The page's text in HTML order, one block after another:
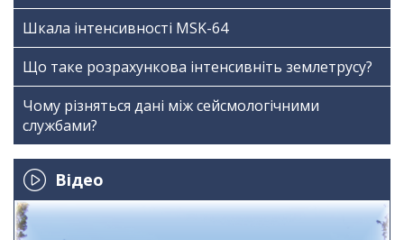
Шкала інтенсивності МSK-64
Що таке розрахункова інтенсивніть землетрусу?
Чому різняться дані між сейсмологічними
службами?
Відео